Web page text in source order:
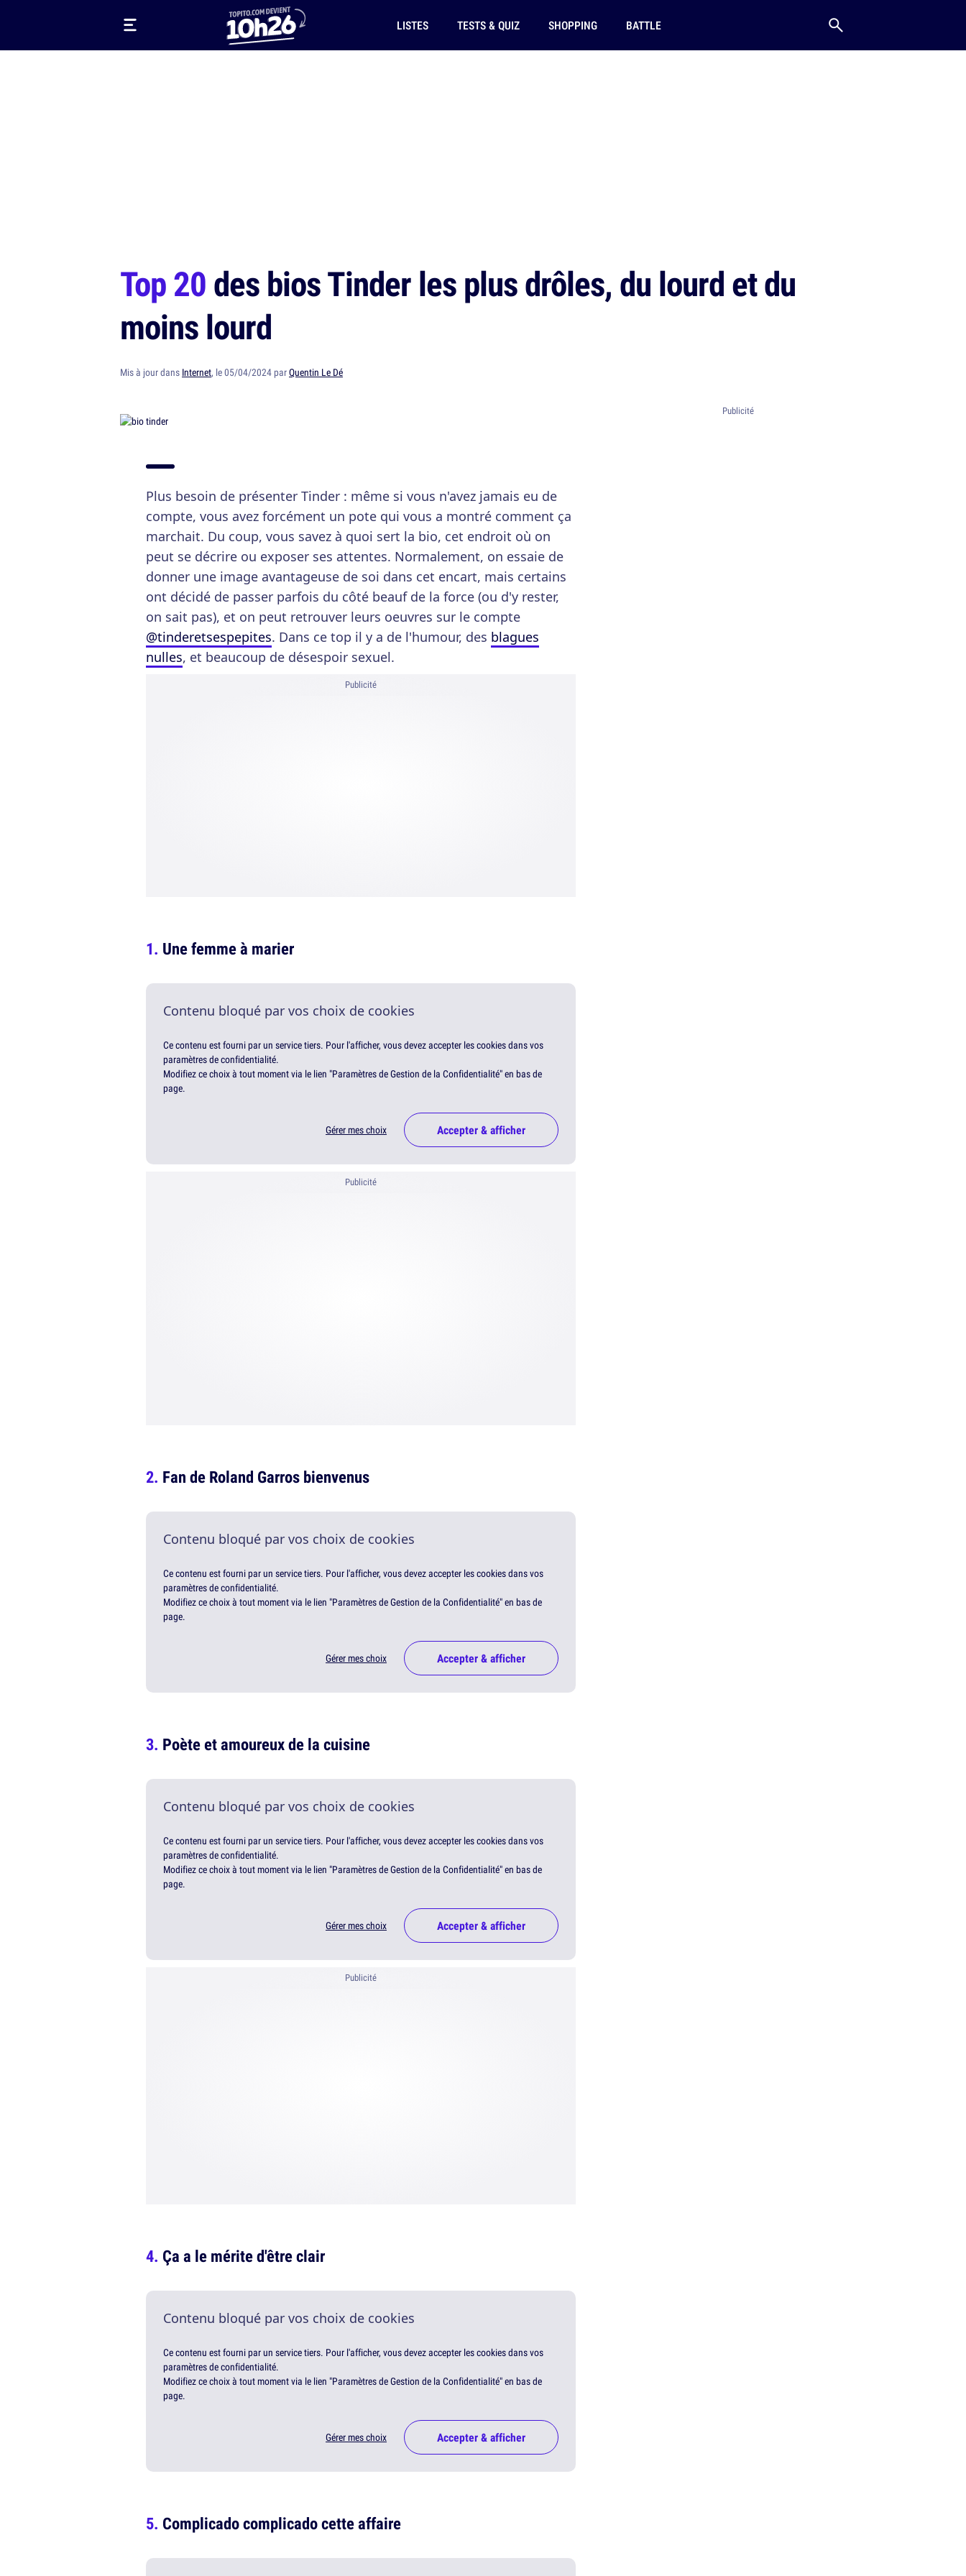
LISTES TESTS & QUIZ SHOPPING BATTLE
Top 20des bios Tinder les plus drôles, du lourd et du
moins lourd
Mis à jour dans Internet, le 05/04/2024 parQuentin Le Dé
Plus besoin de présenter Tinder : même si vous n'avez jamais eu de
compte, vous avez forcément un pote qui vous a montré comment ça
marchait. Du coup, vous savez à quoi sert la bio, cet endroit où on
peut se décrire ou exposer ses attentes. Normalement, on essaie de
donner une image avantageuse de soi dans cet encart, mais certains
ont décidé de passer parfois du côté beauf de la force (ou d'y rester,
on sait pas), et on peut retrouver leurs oeuvres sur le compte
@tinderetsespepites. Dans ce top il y a de l'humour, des blagues
nulles, et beaucoup de désespoir sexuel.
Publicité
Une femme à marier
Contenu bloqué par vos choix de cookies
Ce contenu est fourni par un service tiers. Pour l'afficher, vous devez accepter les cookies dans vos
paramètres de confidentialité.
Modifiez ce choix à tout moment via le lien "Paramètres de Gestion de la Confidentialité" en bas de
page.
Gérer mes choix Accepter & afficher
Publicité
Fan de Roland Garros bienvenus
Contenu bloqué par vos choix de cookies
Ce contenu est fourni par un service tiers. Pour l'afficher, vous devez accepter les cookies dans vos
paramètres de confidentialité.
Modifiez ce choix à tout moment via le lien "Paramètres de Gestion de la Confidentialité" en bas de
page.
Gérer mes choix Accepter & afficher
Poète et amoureux de la cuisine
Contenu bloqué par vos choix de cookies
Ce contenu est fourni par un service tiers. Pour l'afficher, vous devez accepter les cookies dans vos
paramètres de confidentialité.
Modifiez ce choix à tout moment via le lien "Paramètres de Gestion de la Confidentialité" en bas de
page.
Gérer mes choix Accepter & afficher
Publicité
Ça a le mérite d'être clair
Contenu bloqué par vos choix de cookies
Ce contenu est fourni par un service tiers. Pour l'afficher, vous devez accepter les cookies dans vos
paramètres de confidentialité.
Modifiez ce choix à tout moment via le lien "Paramètres de Gestion de la Confidentialité" en bas de
page.
Gérer mes choix Accepter & afficher
Complicado complicado cette affaire